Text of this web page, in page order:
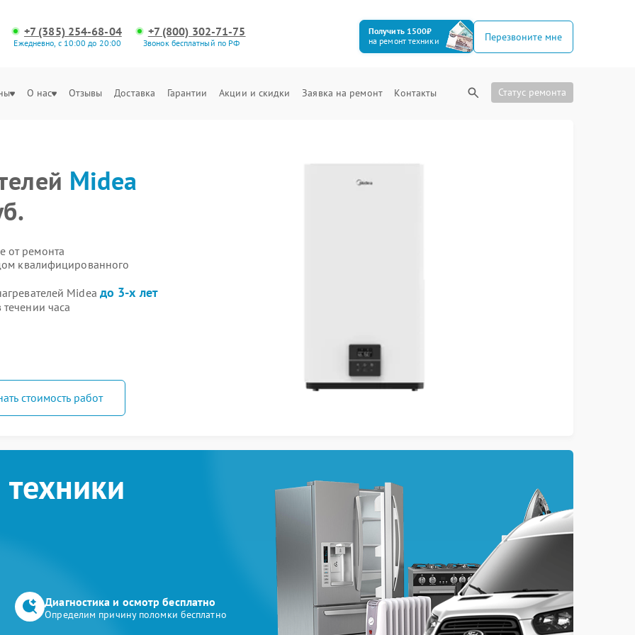
+7 (385) 254-68-04
Ежедневно, с 10:00 до 20:00
+7 (800) 302-71-75
Звонок бесплатный по РФ
Получить 1500₽
на ремонт техники
Перезвоните мне
О нас Отзывы Доставка Гарантии Акции и скидки Заявка на ремонт Контакты Статус ремонта
Midea
от ремонта
квалифицированного
Midea до 3-х лет
часа
стоимость работ
Диагностика и осмотр бесплатно
Определим причину поломки бесплатно